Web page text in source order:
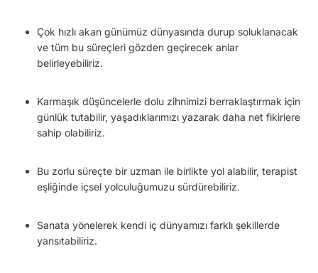
Çok hızlı akan günümüz dünyasında durup soluklanacak
ve tüm bu süreçleri gözden geçirecek anlar
belirleyebiliriz.
Karmaşık düşüncelerle dolu zihnimizi berraklaştırmak için
günlük tutabilir, yaşadıklarımızı yazarak daha net fikirlere
sahip olabiliriz.
Bu zorlu süreçte bir uzman ile birlikte yol alabilir, terapist
eşliğinde içsel yolculuğumuzu sürdürebiliriz.
Sanata yönelerek kendi iç dünyamızı farklı şekillerde
yansıtabiliriz.